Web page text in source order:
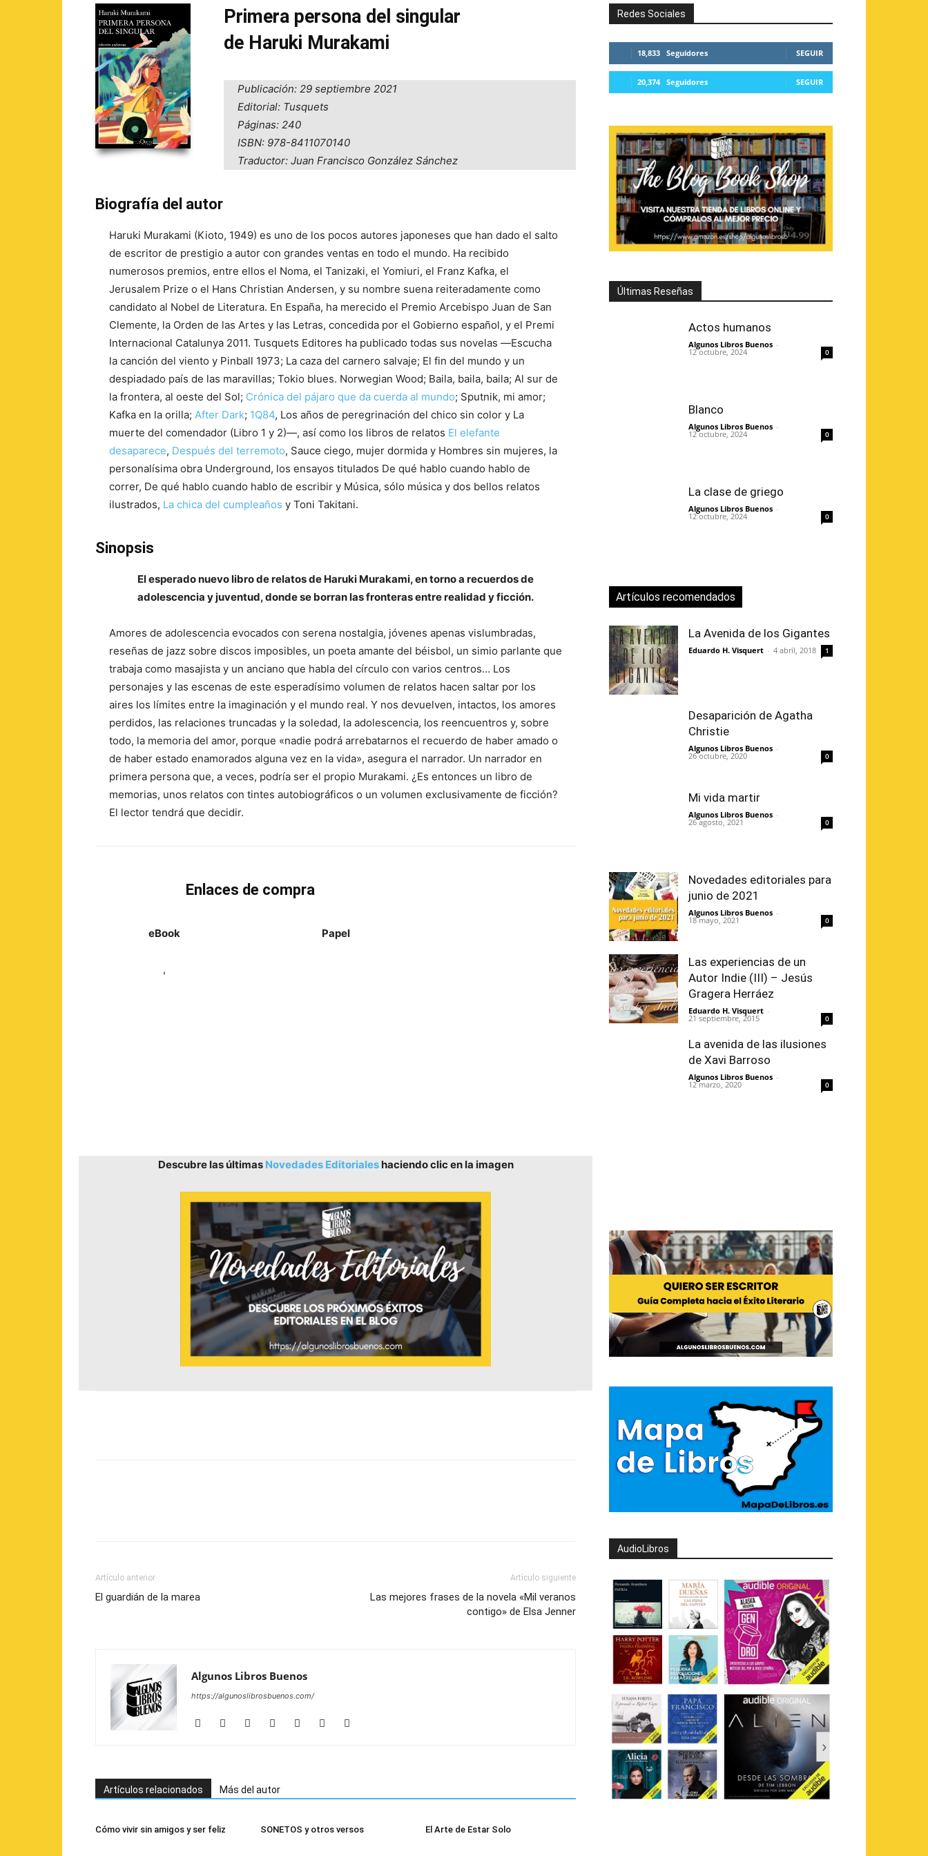
Primera persona del singular
de Haruki Murakami
Publicación: 29 septiembre 2021
Editorial: Tusquets
Páginas: 240
ISBN: 978-8411070140
Traductor: Juan Francisco González Sánchez
Biografía del autor
Haruki Murakami (Kioto, 1949) es uno de los pocos autores japoneses que han dado el salto
de escritor de prestigio a autor con grandes ventas en todo el mundo. Ha recibido
numerosos premios, entre ellos el Noma, el Tanizaki, el Yomiuri, el Franz Kafka, el
Jerusalem Prize o el Hans Christian Andersen, y su nombre suena reiteradamente como
candidato al Nobel de Literatura. En España, ha merecido el Premio Arcebispo Juan de San
Clemente, la Orden de las Artes y las Letras, concedida por el Gobierno español, y el Premi
Internacional Catalunya 2011. Tusquets Editores ha publicado todas sus novelas ―Escucha
la canción del viento y Pinball 1973; La caza del carnero salvaje; El fin del mundo y un
despiadado país de las maravillas; Tokio blues. Norwegian Wood; Baila, baila, baila; Al sur de
la frontera, al oeste del Sol; Crónica del pájaro que da cuerda al mundo; Sputnik, mi amor;
Kafka en la orilla; After Dark; 1Q84, Los años de peregrinación del chico sin color y La
muerte del comendador (Libro 1 y 2)―, así como los libros de relatos El elefante
desaparece, Después del terremoto, Sauce ciego, mujer dormida y Hombres sin mujeres, la
personalísima obra Underground, los ensayos titulados De qué hablo cuando hablo de
correr, De qué hablo cuando hablo de escribir y Música, sólo música y dos bellos relatos
ilustrados, La chica del cumpleaños y Toni Takitani.
Sinopsis
El esperado nuevo libro de relatos de Haruki Murakami, en torno a recuerdos de
adolescencia y juventud, donde se borran las fronteras entre realidad y ficción.
Amores de adolescencia evocados con serena nostalgia, jóvenes apenas vislumbradas,
reseñas de jazz sobre discos imposibles, un poeta amante del béisbol, un simio parlante que
trabaja como masajista y un anciano que habla del círculo con varios centros… Los
personajes y las escenas de este esperadísimo volumen de relatos hacen saltar por los
aires los límites entre la imaginación y el mundo real. Y nos devuelven, intactos, los amores
perdidos, las relaciones truncadas y la soledad, la adolescencia, los reencuentros y, sobre
todo, la memoria del amor, porque «nadie podrá arrebatarnos el recuerdo de haber amado o
de haber estado enamorados alguna vez en la vida», asegura el narrador. Un narrador en
primera persona que, a veces, podría ser el propio Murakami. ¿Es entonces un libro de
memorias, unos relatos con tintes autobiográficos o un volumen exclusivamente de ficción?
El lector tendrá que decidir.
Enlaces de compra
eBook
,
Papel
Descubre las últimas Novedades Editorialeshaciendo clic en la imagen
Artículo anterior
El guardián de la marea
Artículo siguiente
Las mejores frases de la novela «Mil veranos
contigo» de Elsa Jenner
Algunos Libros Buenos
https://algunoslibrosbuenos.com/
Artículos relacionados Más del autor
Cómo vivir sin amigos y ser feliz SONETOS y otros versos El Arte de Estar Solo
Redes Sociales
18,833 Seguidores SEGUIR
20,374 Seguidores SEGUIR
Últimas Reseñas
Actos humanos
Algunos Libros Buenos -
12 octubre, 2024 0
Blanco
Algunos Libros Buenos -
12 octubre, 2024 0
La clase de griego
Algunos Libros Buenos -
12 octubre, 2024 0
Artículos recomendados
La Avenida de los Gigantes
Eduardo H. Visquert - 4 abril, 2018 1
Desaparición de Agatha
Christie
Algunos Libros Buenos -
26 octubre, 2020 0
Mi vida martir
Algunos Libros Buenos -
26 agosto, 2021 0
Novedades editoriales para
junio de 2021
Algunos Libros Buenos -
18 mayo, 2021 0
Las experiencias de un
Autor Indie (III) – Jesús
Gragera Herráez
Eduardo H. Visquert -
21 septiembre, 2015 0
La avenida de las ilusiones
de Xavi Barroso
Algunos Libros Buenos -
12 marzo, 2020 0
AudioLibros